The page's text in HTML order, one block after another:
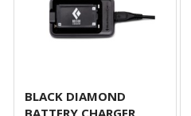
BLACK DIAMOND
BATTERY CHARGER